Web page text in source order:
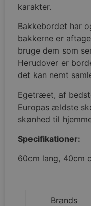
karakter.
Bakkebordet har
bakkerne er
bruge dem som
Herudover er
det kan nemt
Egetræet, af
Europas ældste
skønhed til
Specifikationer:
60cm lang, 40cm
Brands